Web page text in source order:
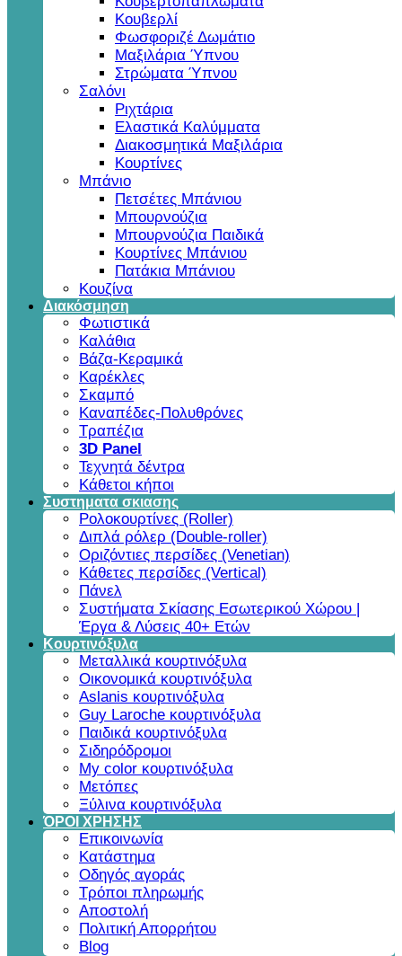
Κουβερλί
Φωσφοριζέ Δωμάτιο
Μαξιλάρια Ύπνου
Στρώματα Ύπνου
Σαλόνι
Ριχτάρια
Ελαστικά Καλύμματα
Διακοσμητικά Μαξιλάρια
Κουρτίνες
Μπάνιο
Πετσέτες Μπάνιου
Μπουρνούζια
Μπουρνούζια Παιδικά
Κουρτίνες Μπάνιου
Πατάκια Μπάνιου
Κουζίνα
Διακόσμηση
Φωτιστικά
Καλάθια
Βάζα-Κεραμικά
Καρέκλες
Σκαμπό
Καναπέδες-Πολυθρόνες
Τραπέζια
3D Panel
Τεχνητά δέντρα
Κάθετοι κήποι
Συστηματα σκιασης
Ρολοκουρτίνες (Roller)
Διπλά ρόλερ (Double-roller)
Οριζόντιες περσίδες (Venetian)
Κάθετες περσίδες (Vertical)
Πάνελ
Συστήματα Σκίασης Εσωτερικού Χώρου |
Έργα & Λύσεις 40+ Ετών
Κουρτινόξυλα
Μεταλλικά κουρτινόξυλα
Οικονομικά κουρτινόξυλα
Aslanis κουρτινόξυλα
Guy Laroche κουρτινόξυλα
Παιδικά κουρτινόξυλα
Σιδηρόδρομοι
My color κουρτινόξυλα
Μετόπες
Ξύλινα κουρτινόξυλα
ΌΡΟΙ ΧΡΗΣΗΣ
Επικοινωνία
Κατάστημα
Οδηγός αγοράς
Τρόποι πληρωμής
Αποστολή
Πολιτική Απορρήτου
Blog